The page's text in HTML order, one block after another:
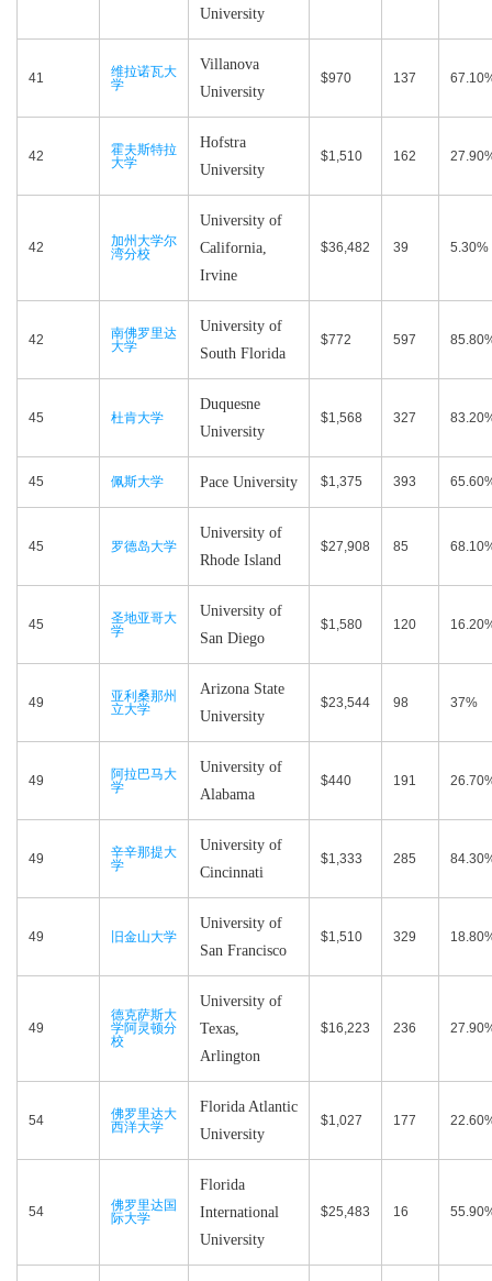
University
41
维拉诺瓦大
学
Villanova
University
$970 137
42
霍夫斯特拉
大学
Hofstra
University
$1,510 162
42
加州大学尔
湾分校
University of
California,
Irvine
$36,482 39 5.30%
42
南佛罗里达
大学
University of
South Florida
$772 597
45 杜肯大学
Duquesne
University
$1,568 327
45 佩斯大学 Pace University $1,375 393
45 罗德岛大学
University of
Rhode Island
$27,908 85
45
圣地亚哥大
学
University of
San Diego
$1,580 120
49
亚利桑那州
立大学
Arizona State
University
$23,544 98 37%
49
阿拉巴马大
学
University of
Alabama
$440 191
49
辛辛那提大
学
University of
Cincinnati
$1,333 285
49 旧金山大学
University of
San Francisco
$1,510 329
49
德克萨斯大
学阿灵顿分
校
University of
Texas,
Arlington
$16,223 236
54
佛罗里达大
西洋大学
Florida Atlantic
University
$1,027 177
54
佛罗里达国
际大学
Florida
International
University
$25,483 16